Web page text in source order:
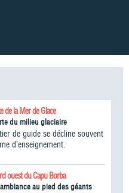
de la Mer de Glace
du milieu glaciaire
de guide se décline souvent
d’enseignement.
ouest du Capu Borba
au pied des géants